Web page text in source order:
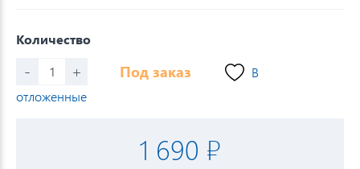
Количество
- + Под заказ
В
отложенные
1 690 ₽